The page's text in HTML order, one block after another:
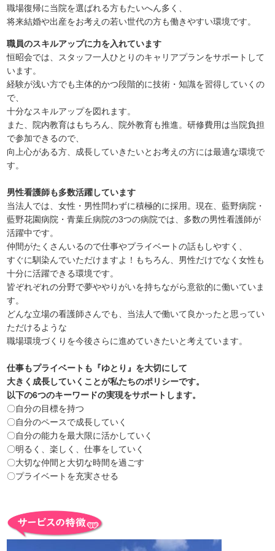
職場復帰に当院を選ばれる方もたいへん多く、
将来結婚や出産をお考えの若い世代の方も働きやすい環境です。
職員のスキルアップに力を入れています
恒昭会では、スタッフ一人ひとりのキャリアプランをサポートして
います。
経験が浅い方でも主体的かつ段階的に技術・知識を習得していくの
で、
十分なスキルアップを図れます。
また、院内教育はもちろん、院外教育も推進。研修費用は当院負担
で参加できるので、
向上心がある方、成長していきたいとお考えの方には最適な環境で
す。
男性看護師も多数活躍しています
当法人では、女性・男性問わずに積極的に採用。現在、藍野病院・
藍野花園病院・青葉丘病院の3つの病院では、多数の男性看護師が
活躍中です。
仲間がたくさんいるので仕事やプライベートの話もしやすく、
すぐに馴染んでいただけますよ！もちろん、男性だけでなく女性も
十分に活躍できる環境です。
皆ぞれぞれの分野で夢ややりがいを持ちながら意欲的に働いていま
す。
どんな立場の看護師さんでも、当法人で働いて良かったと思ってい
ただけるような
職場環境づくりを今後さらに進めていきたいと考えています。
仕事もプライベートも『ゆとり』を大切にして
大きく成長していくことが私たちのポリシーです。
以下の6つのキーワードの実現をサポートします。
〇自分の目標を持つ
〇自分のペースで成長していく
〇自分の能力を最大限に活かしていく
〇明るく、楽しく、仕事をしていく
〇大切な仲間と大切な時間を過ごす
〇プライベートを充実させる